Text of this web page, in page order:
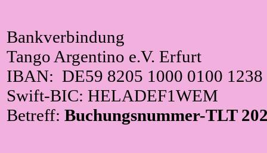
Bankverbindung
Tango Argentino e.V. Erfurt
IBAN: DE59 8205 1000 0100 1238
Swift-BIC: HELADEF1WEM
Betreff: Buchungsnummer-TLT